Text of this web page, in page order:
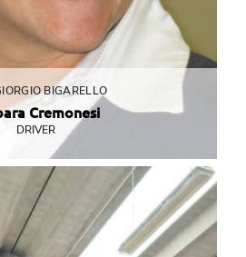
BIGARELLO
Cremonesi
DRIVER
... non a piedi ma con il FURGONE